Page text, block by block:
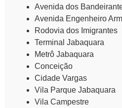
Avenida dos
Avenida Engenheiro
Rodovia dos Imigrantes
Terminal Jabaquara
Metrô Jabaquara
Conceição
Cidade Vargas
Vila Parque Jabaquara
Vila Campestre